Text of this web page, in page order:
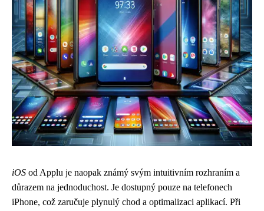
iOS od Applu je naopak známý svým intuitivním rozhraním a
důrazem na jednoduchost. Je dostupný pouze na telefonech
iPhone, což zaručuje plynulý chod a optimalizaci aplikací. Při